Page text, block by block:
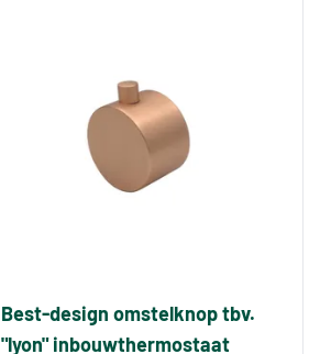
Best-design omstelknop tbv.
"lyon" inbouwthermostaat